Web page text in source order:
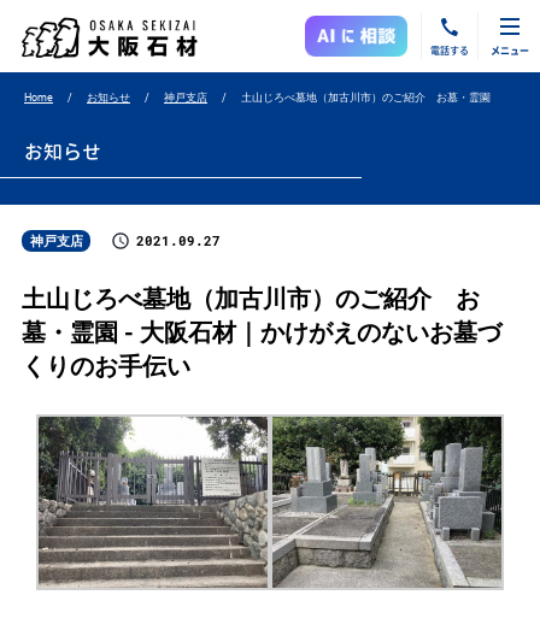
電話する メニュー
Home お知らせ 神戸支店 土山じろべ墓地（加古川市）のご紹介 お墓・霊園
お知らせ
神戸支店 2021.09.27
土山じろべ墓地（加古川市）のご紹介 お
墓・霊園 - 大阪石材｜かけがえのないお墓づ
くりのお手伝い